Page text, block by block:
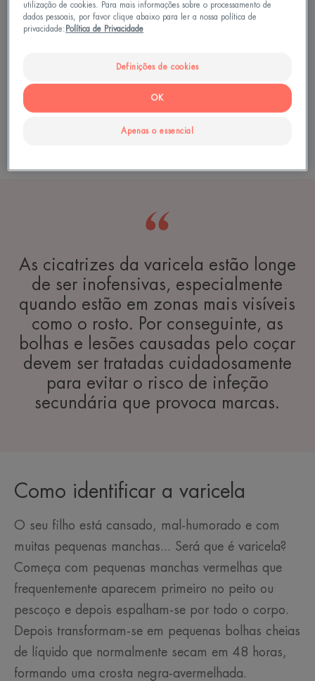
Em 90% dos casos, ocorre entre os 3 meses e os
10 anos de idade. Após um período de incubação
MUITO reconhecíveis:
As cicatrizes da varicela estão longe
de ser inofensivas, especialmente
quando estão em zonas mais visíveis
como o rosto. Por conseguinte, as
bolhas e lesões causadas pelo coçar
devem ser tratadas cuidadosamente
para evitar o risco de infeção
secundária que provoca marcas.
Como identificar a varicela
O seu filho está cansado, mal-humorado e com
muitas pequenas manchas... Será que é varicela?
Começa com pequenas manchas vermelhas que
frequentemente aparecem primeiro no peito ou
pescoço e depois espalham-se por todo o corpo.
Depois transformam-se em pequenas bolhas cheias
de líquido que normalmente secam em 48 horas,
formando uma crosta negra-avermelhada.
utilização de cookies. Para mais informações sobre o processamento de
dados pessoais, por favor clique abaixo para ler a nossa política de
privacidade: Política de Privacidade
Definições de cookies
Apenas o essencial
OK